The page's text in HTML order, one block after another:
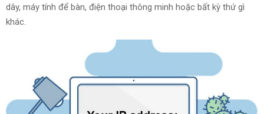
dây, máy tính để bàn, điện thoại thông minh hoặc bất kỳ thứ gì
khác.